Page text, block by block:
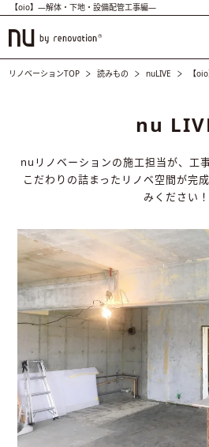
【oio】―解体・下地・設備配管工事編―
リノベーションTOP 読みもの nuLIVE 【
nu
nuリノベーションの施工担当が、工
こだわりの詰まったリノベ空間が完
みください！